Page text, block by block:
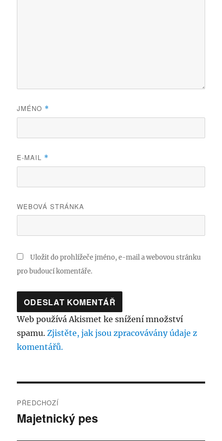
JMÉNO *
E-MAIL *
WEBOVÁ STRÁNKA
Uložit do prohlížeče jméno, e-mail a webovou stránku
pro budoucí komentáře.
Web používá Akismet ke snížení množství
spamu.Zjistěte, jak jsou zpracovávány údaje z
komentářů.
pro
PŘEDCHOZÍ
Předchozí
Majetnický pes